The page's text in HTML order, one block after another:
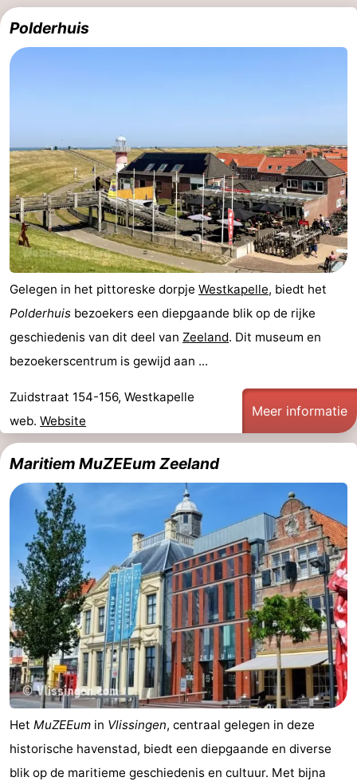
Kop
van
-
Veere
-
Oranjezon
Oostkapelle
Natuur
de
Mantelingen
-
Domburg
-
Westkapelle
-
Walcherse
Dishoek
-
Vlaanderen
-
Nieuwvliet
-
Sluis
-
Cadzand
Natuur
Het
Zwin
Weer
Contact
Polderhuis
Gelegen in het pittoreske dorpje Westkapelle, biedt het
Polderhuis bezoekers een diepgaande blik op de rijke
geschiedenis van dit deel van Zeeland. Dit museum en
bezoekerscentrum is gewijd aan ...
Zuidstraat 154-156, Westkapelle
web. Website
Meer informatie
Maritiem MuZEEum Zeeland
Het MuZEEum in Vlissingen, centraal gelegen in deze
historische havenstad, biedt een diepgaande en diverse
blik op de maritieme geschiedenis en cultuur. Met bijna